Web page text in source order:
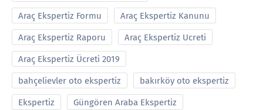
Araç Ekspertiz Formu Araç Ekspertiz Kanunu
Araç Ekspertiz Raporu Araç Ekspertiz Ucreti
Araç Ekspertiz Ücreti 2019
bahçelievler oto ekspertiz bakırköy oto ekspertiz
Ekspertiz Güngören Araba Ekspertiz